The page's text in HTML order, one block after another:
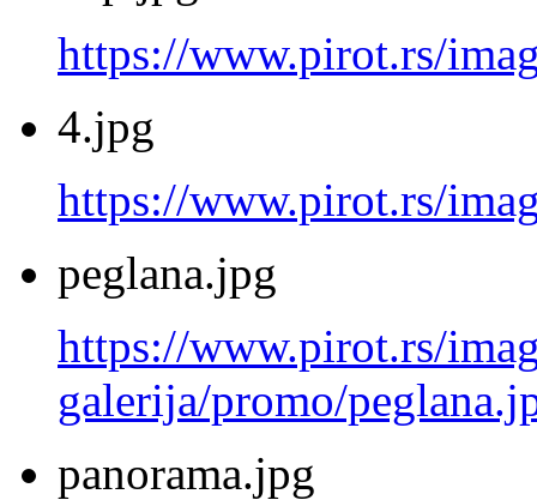
https://www.pirot.rs/
4.jpg
https://www.pirot.rs/
peglana.jpg
https://www.pirot.rs/
galerija/promo/
panorama.jpg